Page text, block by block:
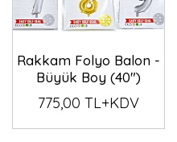
Rakkam Folyo Balon -
Büyük Boy (40")
775,00 TL+KDV